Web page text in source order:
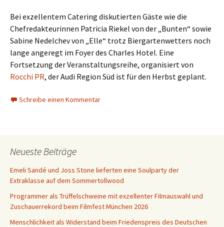
Bei exzellentem Catering diskutierten Gäste wie die
Chefredakteurinnen Patricia Riekel von der „Bunten“ sowie
Sabine Nedelchev von „Elle“ trotz Biergartenwetters noch
lange angeregt im Foyer des Charles Hotel. Eine
Fortsetzung der Veranstaltungsreihe, organisiert von
Rocchi PR, der Audi Region Süd ist für den Herbst geplant.
Schreibe einen Kommentar
Neueste Beiträge
Emeli Sandé und Joss Stone lieferten eine Soulparty der
Extraklasse auf dem Sommertollwood
Programmer als Trüffelschweine mit exzellenter Filmauswahl und
Zuschauerrekord beim Filmfest München 2026
Menschlichkeit als Widerstand beim Friedenspreis des Deutschen